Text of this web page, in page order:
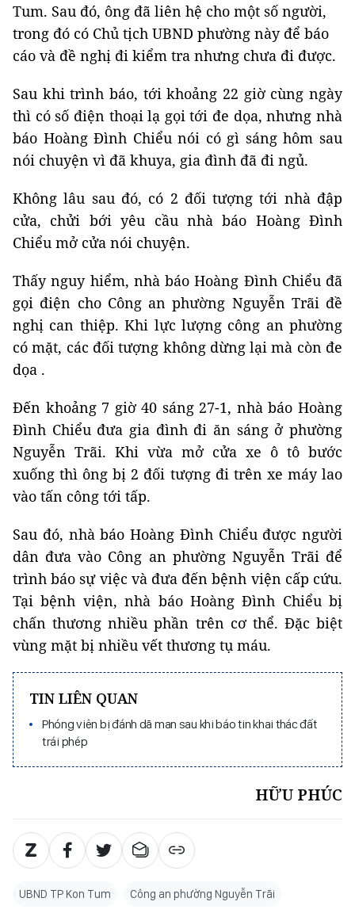
Tum. Sau đó, ông đã liên hệ cho một số người,
trong đó có Chủ tịch UBND phường này để báo
cáo và đề nghị đi kiểm tra nhưng chưa đi được.
Sau khi trình báo, tới khoảng 22 giờ cùng ngày
thì có số điện thoại lạ gọi tới đe dọa, nhưng nhà
báo Hoàng Đình Chiểu nói có gì sáng hôm sau
nói chuyện vì đã khuya, gia đình đã đi ngủ.
Không lâu sau đó, có 2 đối tượng tới nhà đập
cửa, chửi bới yêu cầu nhà báo Hoàng Đình
Chiểu mở cửa nói chuyện.
Thấy nguy hiểm, nhà báo Hoàng Đình Chiểu đã
gọi điện cho Công an phường Nguyễn Trãi đề
nghị can thiệp. Khi lực lượng công an phường
có mặt, các đối tượng không dừng lại mà còn đe
dọa .
Đến khoảng 7 giờ 40 sáng 27-1, nhà báo Hoàng
Đình Chiểu đưa gia đình đi ăn sáng ở phường
Nguyễn Trãi. Khi vừa mở cửa xe ô tô bước
xuống thì ông bị 2 đối tượng đi trên xe máy lao
vào tấn công tới tấp.
Sau đó, nhà báo Hoàng Đình Chiểu được người
dân đưa vào Công an phường Nguyễn Trãi để
trình báo sự việc và đưa đến bệnh viện cấp cứu.
Tại bệnh viện, nhà báo Hoàng Đình Chiểu bị
chấn thương nhiều phần trên cơ thể. Đặc biệt
vùng mặt bị nhiều vết thương tụ máu.
TIN LIÊN QUAN
Phóng viên bị đánh dã man sau khi báo tin khai thác đất
trái phép
HỮU PHÚC
UBND TP Kon Tum Công an phường Nguyễn Trãi